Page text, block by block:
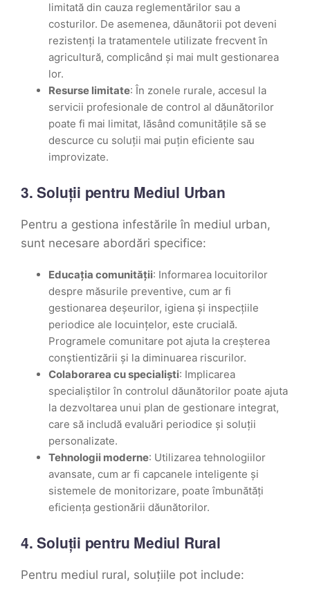
limitată din cauza reglementărilor sau a
costurilor. De asemenea, dăunătorii pot deveni
rezistenți la tratamentele utilizate frecvent în
agricultură, complicând și mai mult gestionarea
lor.
Resurse limitate: În zonele rurale, accesul la
servicii profesionale de control al dăunătorilor
poate fi mai limitat, lăsând comunitățile să se
descurce cu soluții mai puțin eficiente sau
improvizate.
3. Soluții pentru Mediul Urban
Pentru a gestiona infestările în mediul urban,
sunt necesare abordări specifice:
Educația comunității: Informarea locuitorilor
despre măsurile preventive, cum ar fi
gestionarea deșeurilor, igiena și inspecțiile
periodice ale locuințelor, este crucială.
Programele comunitare pot ajuta la creșterea
conștientizării și la diminuarea riscurilor.
Colaborarea cu specialiști: Implicarea
specialiștilor în controlul dăunătorilor poate ajuta
la dezvoltarea unui plan de gestionare integrat,
care să includă evaluări periodice și soluții
personalizate.
Tehnologii moderne: Utilizarea tehnologiilor
avansate, cum ar fi capcanele inteligente și
sistemele de monitorizare, poate îmbunătăți
eficiența gestionării dăunătorilor.
4. Soluții pentru Mediul Rural
Pentru mediul rural, soluțiile pot include: